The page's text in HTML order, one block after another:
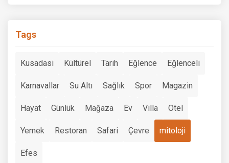
Tags
Kusadasi Kültürel Tarih Eğlence Eğlenceli
Karnavallar Su Altı Sağlık Spor Magazin
Hayat Günlük Mağaza Ev Villa Otel
Yemek Restoran Safari Çevre mitoloji
Efes